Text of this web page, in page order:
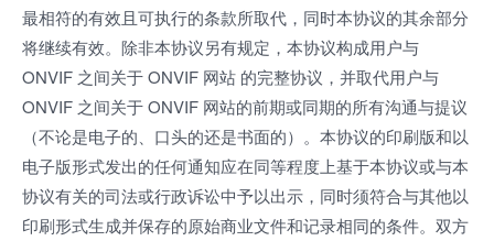
最相符的有效且可执行的条款所取代，同时本协议的其余部分
将继续有效。除非本协议另有规定，本协议构成用户与
ONVIF 之间关于 ONVIF 网站 的完整协议，并取代用户与
ONVIF 之间关于 ONVIF 网站的前期或同期的所有沟通与提议
（不论是电子的、口头的还是书面的）。本协议的印刷版和以
电子版形式发出的任何通知应在同等程度上基于本协议或与本
协议有关的司法或行政诉讼中予以出示，同时须符合与其他以
印刷形式生成并保存的原始商业文件和记录相同的条件。双方